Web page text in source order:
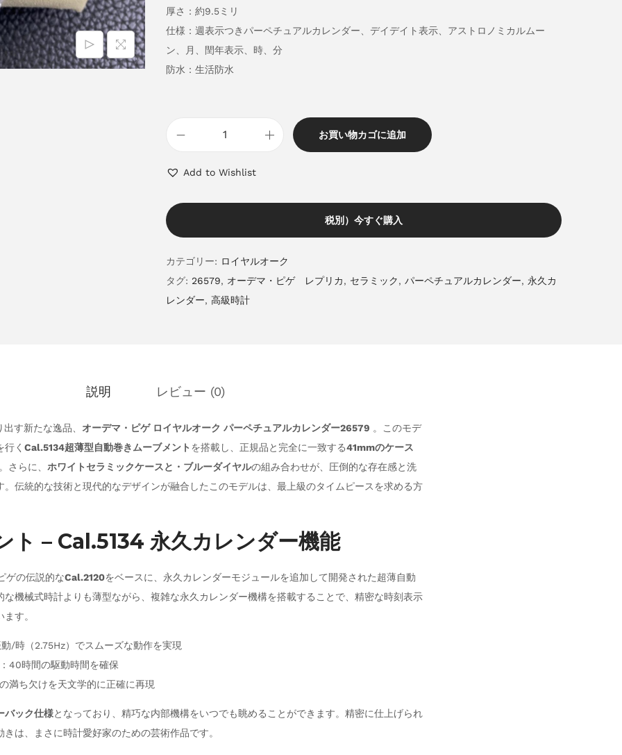
厚さ：約9.5ミリ
仕様：週表示つきパーペチュアルカレンダー、デイデイト表示、アストロノミカルムー
ン、月、閏年表示、時、分
防水：生活防水
お買い物カゴに追加
Add to Wishlist
税別）今すぐ購入
カテゴリー: ロイヤルオーク
タグ: 26579, オーデマ・ピゲ レプリカ, セラミック, パーペチュアルカレンダー, 永久カ
レンダー, 高級時計
説明 レビュー (0)
す新たな逸品、 オーデマ・ピゲ ロイヤルオーク パーペチュアルカレンダー26579 。このモデ
行く Cal.5134超薄型自動巻きムーブメント を搭載し、正規品と完全に一致する41mmのケース
さらに、 ホワイトセラミックケースと・ブルーダイヤルの組み合わせが、圧倒的な存在感と洗
。伝統的な技術と現代的なデザインが融合したこのモデルは、最上級のタイムピースを求める方
ト – Cal.5134 永久カレンダー機能
ゲの伝説的なCal.2120をベースに、永久カレンダーモジュールを追加して開発された超薄自動
な機械式時計よりも薄型ながら、複雑な永久カレンダー機構を搭載することで、精密な時刻表示
す。
動/時（2.75Hz）でスムーズな動作を実現
：40時間の駆動時間を確保
の満ち欠けを天文学的に正確に再現
バック仕様となっており、精巧な内部機構をいつでも眺めることができます。精密に仕上げられ
は、まさに時計愛好家のための芸術作品です。